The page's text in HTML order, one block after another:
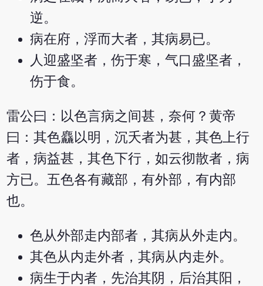
逆。
病在府，浮而大者，其病易已。
人迎盛坚者，伤于寒，气口盛坚者，
伤于食。
雷公曰：以色言病之间甚，奈何？黄帝
曰：其色麤以明，沉夭者为甚，其色上行
者，病益甚，其色下行，如云彻散者，病
方已。五色各有藏部，有外部，有内部
也。
色从外部走内部者，其病从外走内。
其色从内走外者，其病从内走外。
病生于内者，先治其阴，后治其阳，